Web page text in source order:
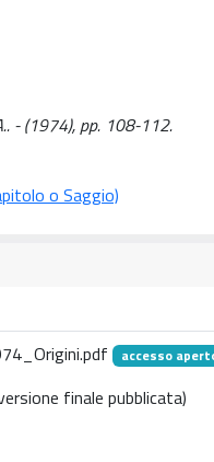
- (1974), pp. 108-112.
o Saggio)
accesso
finale pubblicata)